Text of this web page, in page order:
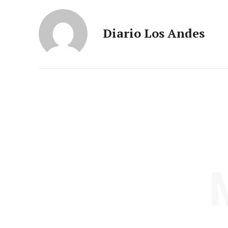
Diario Los Andes